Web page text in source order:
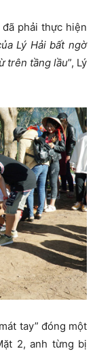
phải thực hiện
Lý Hải bất ngờ
trên tầng lầu”, Lý
tay” đóng một
2, anh từng bị